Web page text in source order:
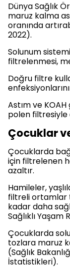
Dünya Sağlık
maruz kalma
oranında
2022).
Solunum
filtrelenmesi,
Doğru filtre
Astım ve
polen filtresiyle
Çocuklar
Çocuklarda
için filtrelenen
azaltır.
Hamileler,
filtreli ortamlar
kadar daha
Sağlıklı Yaşam
Çocuklarda
tozlara maruz
(Sağlık
İstatistikleri).